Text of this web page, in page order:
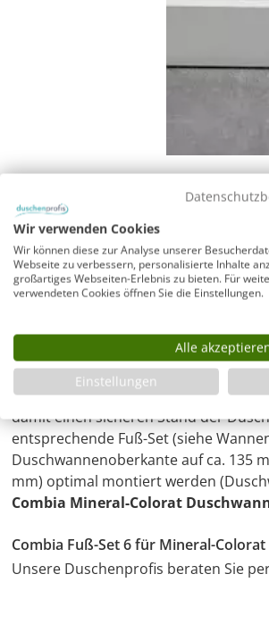
GPSR-Info
Hersteller: Combia GmbH, Petuelring
Fuß-Set 6 für Mineral-
Duschwannen Fuß-Set für Mineral-
verstellbar: 130-155 mm bis
dafür vorgesehenen Aufnahmen auf
damit einen sicheren Stand der
entsprechende Fuß-Set (siehe
Duschwannenoberkante auf ca. 135
mm) optimal montiert werden
Combia Mineral-Colorat
Combia Fuß-Set 6 für Mineral-Colorat
Unsere Duschenprofis beraten Sie
Wir verwenden Cookies
Wir können diese zur Analyse unserer
Webseite zu verbessern, personalisierte Inhalte
großartiges Webseiten-Erlebnis zu bieten. Für
verwendeten Cookies öffnen Sie die Einstellungen.
Alle
Einstellungen